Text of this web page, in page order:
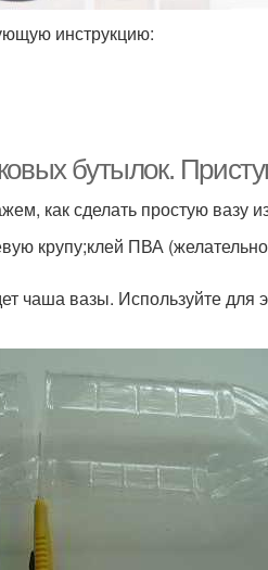
инструкцию:
бутылок.
как сделать простую вазу
крупу;клей ПВА
чаша вазы. Используйте для